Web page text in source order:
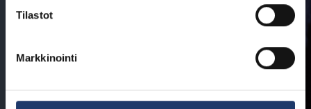
Tilastot
Markkinointi